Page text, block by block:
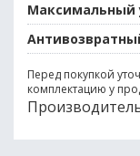
Максимальный
Перед покупкой
комплектацию у